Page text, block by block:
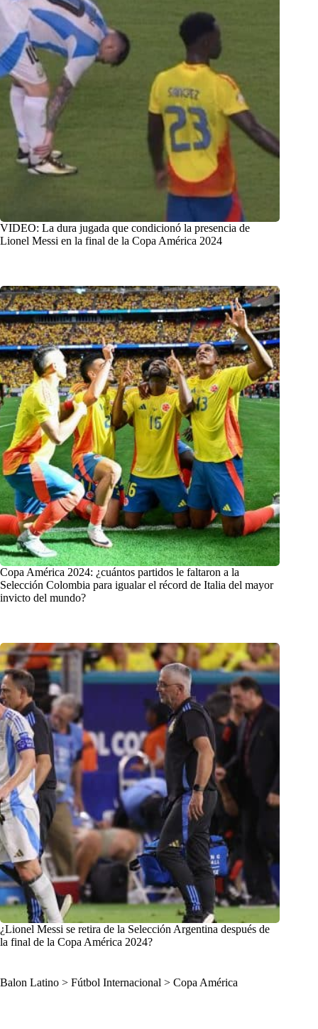
VIDEO: La dura jugada que condicionó la presencia de
Lionel Messi en la final de la Copa América 2024
Copa América 2024: ¿cuántos partidos le faltaron a la
Selección Colombia para igualar el récord de Italia del mayor
invicto del mundo?
¿Lionel Messi se retira de la Selección Argentina después de
la final de la Copa América 2024?
Balon Latino > Fútbol Internacional > Copa América